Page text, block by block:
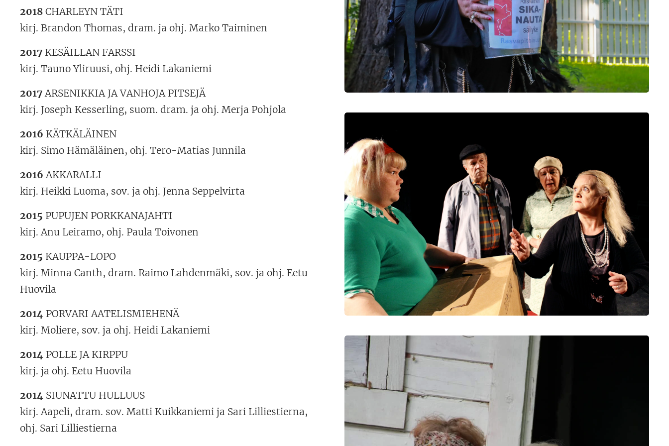
2018 CHARLEYN TÄTI
kirj. Brandon Thomas, dram. ja ohj. Marko Taiminen
2017 KESÄILLAN FARSSI
kirj. Tauno Yliruusi, ohj. Heidi Lakaniemi
2017ARSENIKKIA JA VANHOJA PITSEJÄ
kirj. Joseph Kesserling, suom. dram. ja ohj. Merja Pohjola
2016 KÄTKÄLÄINEN
kirj. Simo Hämäläinen, ohj. Tero-Matias Junnila
2016 AKKARALLI
kirj. Heikki Luoma, sov. ja ohj. Jenna Seppelvirta
2015 PUPUJEN PORKKANAJAHTI
kirj. Anu Leiramo, ohj. Paula Toivonen
2015 KAUPPA-LOPO
kirj. Minna Canth, dram. Raimo Lahdenmäki, sov. ja ohj. Eetu
Huovila
2014 PORVARI AATELISMIEHENÄ
kirj. Moliere, sov. ja ohj. Heidi Lakaniemi
2014 POLLE JA KIRPPU
kirj. ja ohj. Eetu Huovila
2014 SIUNATTU HULLUUS
kirj. Aapeli, dram. sov. Matti Kuikkaniemi ja Sari Lilliestierna,
ohj. Sari Lilliestierna